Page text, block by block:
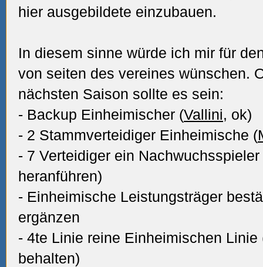
hier ausgebildete einzubauen.
In diesem sinne würde ich mir für
von seiten des vereines wünschen.
nächsten Saison sollte es sein:
- Backup Einheimischer (Vallini, ok)
- 2 Stammverteidiger Einheimische (
- 7 Verteidiger ein
heranführen)
- Einheimische Leistungsträger
ergänzen
- 4te Linie reine Einheimischen
behalten)